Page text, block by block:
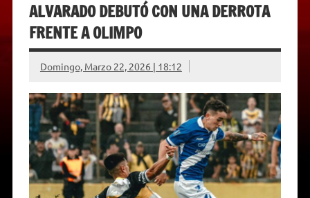
ALVARADO DEBUTÓ CON UNA DERROTA
FRENTE A OLIMPO
Domingo, Marzo 22, 2026 | 18:12